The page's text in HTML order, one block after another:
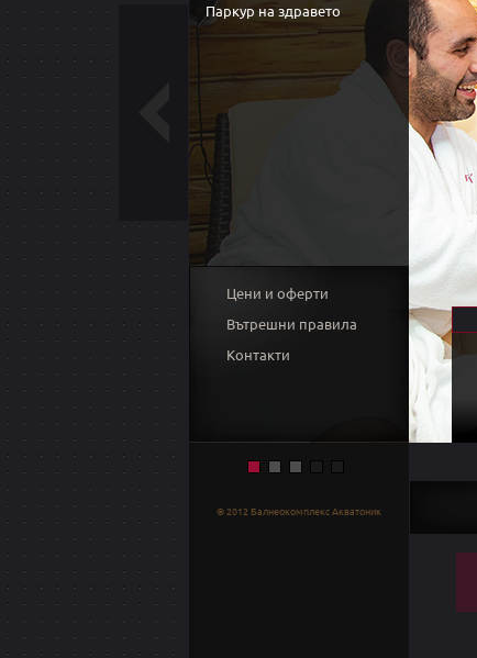
Паркур на здравето
Цени и оферти
Вътрешни правила
Контакти
© 2012 Балнеокомплекс Акватоник